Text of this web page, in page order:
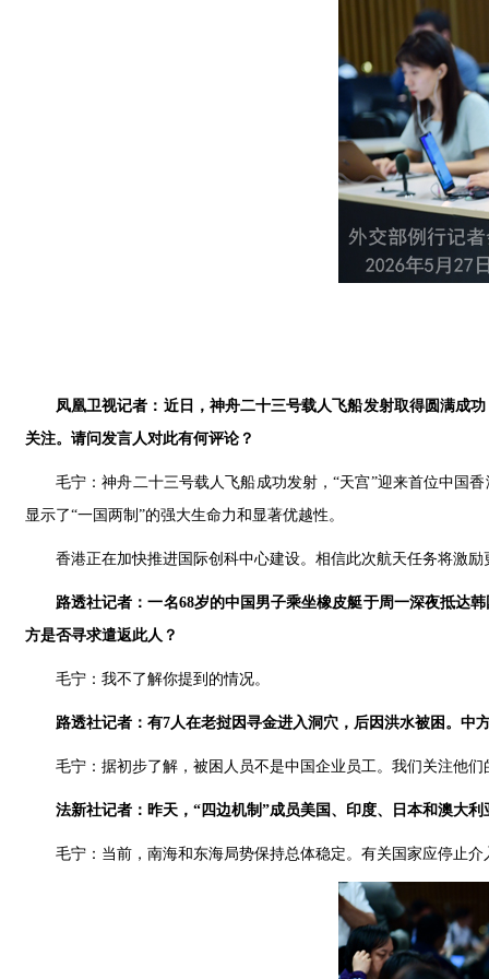
凤凰卫视记者：近日，神舟二十三号载人飞船发射取得圆满成
关注。请问发言人对此有何评论？
毛宁：神舟二十三号载人飞船成功发射，“天宫”迎来首位中国
显示了“一国两制”的强大生命力和显著优越性。
香港正在加快推进国际创科中心建设。相信此次航天任务将激
路透社记者：一名68岁的中国男子乘坐橡皮艇于周一深夜抵达
方是否寻求遣返此人？
毛宁：我不了解你提到的情况。
路透社记者：有7人在老挝因寻金进入洞穴，后因洪水被困。中
毛宁：据初步了解，被困人员不是中国企业员工。我们关注他
法新社记者：昨天，“四边机制”成员美国、印度、日本和澳大
毛宁：当前，南海和东海局势保持总体稳定。有关国家应停止